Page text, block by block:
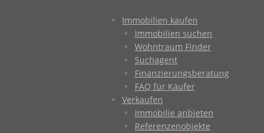
Immobilien kaufen
Immobilien suchen
Wohntraum Finder
Suchagent
Finanzierungsberatung
FAQ für Käufer
Verkaufen
Immobilie anbieten
Referenzenobjekte